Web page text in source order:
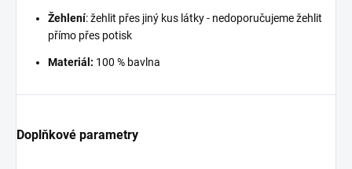
Žehlení: žehlit přes jiný kus látky - nedoporučujeme žehlit
přímo přes potisk
Materiál: 100 % bavlna
Doplňkové parametry